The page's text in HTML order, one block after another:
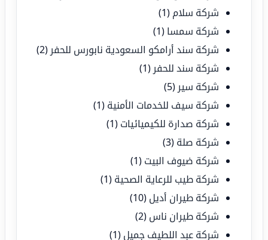
شركة سلام (1)
شركة سمسا (1)
شركة سند أرامكو السعودية نابورس للحفر (2)
شركة سند للحفر (1)
شركة سير (5)
شركة سيف للخدمات الأمنية (1)
شركة صدارة للكيميائيات (1)
شركة صلة (3)
شركة ضيوف البيت (1)
شركة طيب للرعاية الصحية (1)
شركة طيران أديل (10)
شركة طيران ناس (2)
شركة عبد اللطيف جميل (1)